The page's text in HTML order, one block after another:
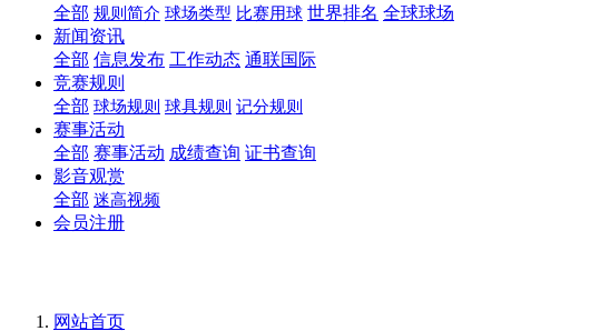
全部 规则简介 球场类型 比赛用球 世界排名 全球球场
新闻资讯
全部 信息发布 工作动态 通联国际
竞赛规则
全部 球场规则 球具规则 记分规则
赛事活动
全部 赛事活动 成绩查询 证书查询
影音观赏
全部 迷高视频
会员注册
网站首页